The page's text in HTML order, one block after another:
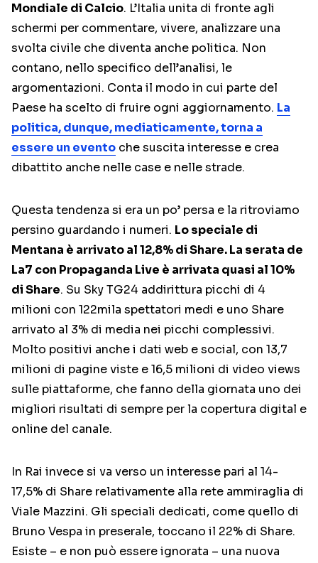
Mondiale di Calcio. L’Italia unita di fronte agli
schermi per commentare, vivere, analizzare una
svolta civile che diventa anche politica. Non
contano, nello specifico dell’analisi, le
argomentazioni. Conta il modo in cui parte del
Paese ha scelto di fruire ogni aggiornamento. La
politica, dunque, mediaticamente, torna a
essere un evento che suscita interesse e crea
dibattito anche nelle case e nelle strade.
Questa tendenza si era un po’ persa e la ritroviamo
persino guardando i numeri. Lo speciale di
Mentana è arrivato al 12,8% di Share. La serata de
La7 con Propaganda Live è arrivata quasi al 10%
di Share. Su Sky TG24 addirittura picchi di 4
milioni con 122mila spettatori medi e uno Share
arrivato al 3% di media nei picchi complessivi.
Molto positivi anche i dati web e social, con 13,7
milioni di pagine viste e 16,5 milioni di video views
sulle piattaforme, che fanno della giornata uno dei
migliori risultati di sempre per la copertura digital e
online del canale.
In Rai invece si va verso un interesse pari al 14-
17,5% di Share relativamente alla rete ammiraglia di
Viale Mazzini. Gli speciali dedicati, come quello di
Bruno Vespa in preserale, toccano il 22% di Share.
Esiste – e non può essere ignorata – una nuova